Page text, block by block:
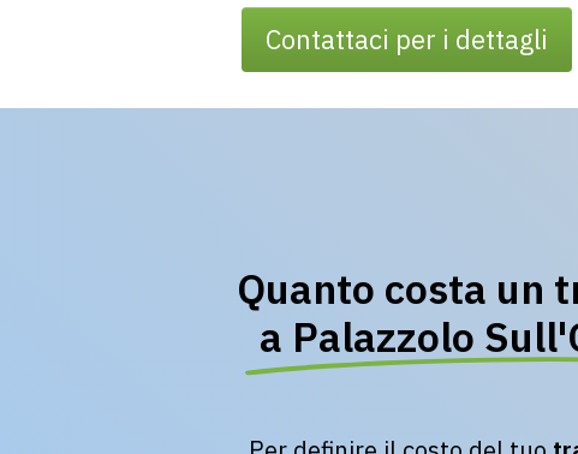
Contattaci per i dettagli
Quanto costa un
a Palazzolo